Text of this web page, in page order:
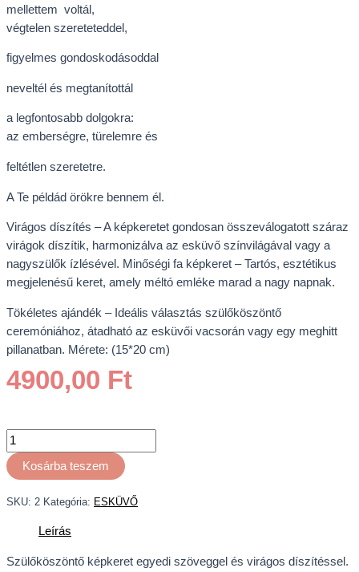
mellettem voltál,
végtelen szereteteddel,
figyelmes gondoskodásoddal
neveltél és megtanítottál
a legfontosabb dolgokra:
az emberségre, türelemre és
feltétlen szeretetre.
A Te példád örökre bennem él.
Virágos díszítés – A képkeretet gondosan összeválogatott száraz
virágok díszítik, harmonizálva az esküvő színvilágával vagy a
nagyszülők ízlésével. Minőségi fa képkeret – Tartós, esztétikus
megjelenésű keret, amely méltó emléke marad a nagy napnak.
Tökéletes ajándék – Ideális választás szülőköszöntő
ceremóniához, átadható az esküvői vacsorán vagy egy meghitt
pillanatban. Mérete: (15*20 cm)
4900,00 Ft
Kosárba teszem
SKU: 2 Kategória: ESKÜVŐ
Leírás
Szülőköszöntő képkeret egyedi szöveggel és virágos díszítéssel.